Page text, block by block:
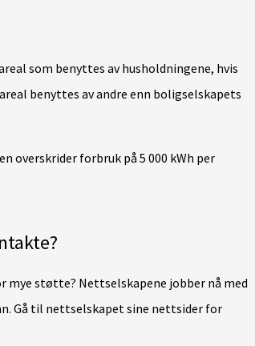
som benyttes av husholdningene, hvis
benyttes av andre enn boligselskapets
overskrider forbruk på 5 000 kWh per
støtte? Nettselskapene jobber nå med
Gå til nettselskapet sine nettsider for